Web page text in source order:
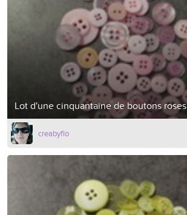
Lot d'une cinquantaine de boutons roses
creabyflo